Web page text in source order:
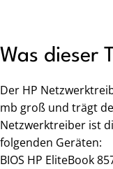
Was dieser
Der HP
mb groß und trägt
Netzwerktreiber ist
folgenden Geräten:
BIOS HP EliteBook